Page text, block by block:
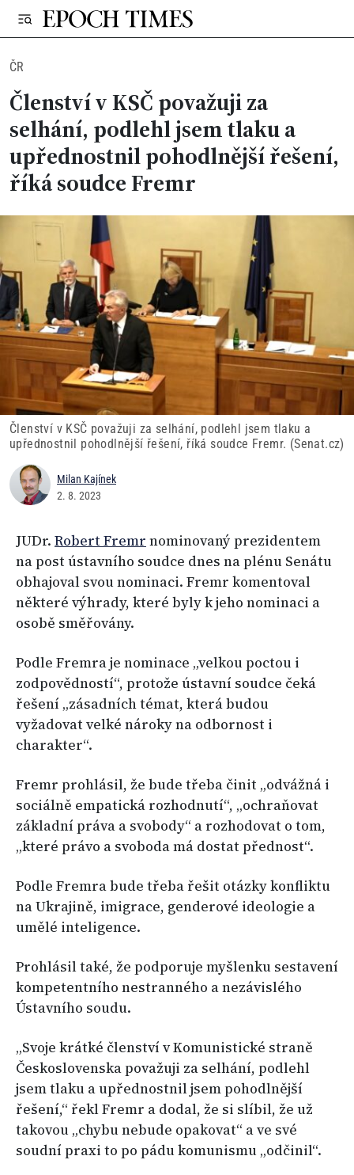
ČR
Členství v KSČ považuji za
selhání, podlehl jsem tlaku a
upřednostnil pohodlnější řešení,
říká soudce Fremr
Členství v KSČ považuji za selhání, podlehl jsem tlaku a
upřednostnil pohodlnější řešení, říká soudce Fremr. (Senat.cz)
Milan Kajínek
2. 8. 2023
JUDr. Robert Fremr nominovaný prezidentem
na post ústavního soudce dnes na plénu Senátu
obhajoval svou nominaci. Fremr komentoval
některé výhrady, které byly k jeho nominaci a
osobě směřovány.
Podle Fremra je nominace „velkou poctou i
zodpovědností“, protože ústavní soudce čeká
řešení „zásadních témat, která budou
vyžadovat velké nároky na odbornost i
charakter“.
Fremr prohlásil, že bude třeba činit „odvážná i
sociálně empatická rozhodnutí“, „ochraňovat
základní práva a svobody“ a rozhodovat o tom,
„které právo a svoboda má dostat přednost“.
Podle Fremra bude třeba řešit otázky konfliktu
na Ukrajině, imigrace, genderové ideologie a
umělé inteligence.
Prohlásil také, že podporuje myšlenku sestavení
kompetentního nestranného a nezávislého
Ústavního soudu.
„Svoje krátké členství v Komunistické straně
Československa považuji za selhání, podlehl
jsem tlaku a upřednostnil jsem pohodlnější
řešení,“ řekl Fremr a dodal, že si slíbil, že už
takovou „chybu nebude opakovat“ a ve své
soudní praxi to po pádu komunismu „odčinil“.